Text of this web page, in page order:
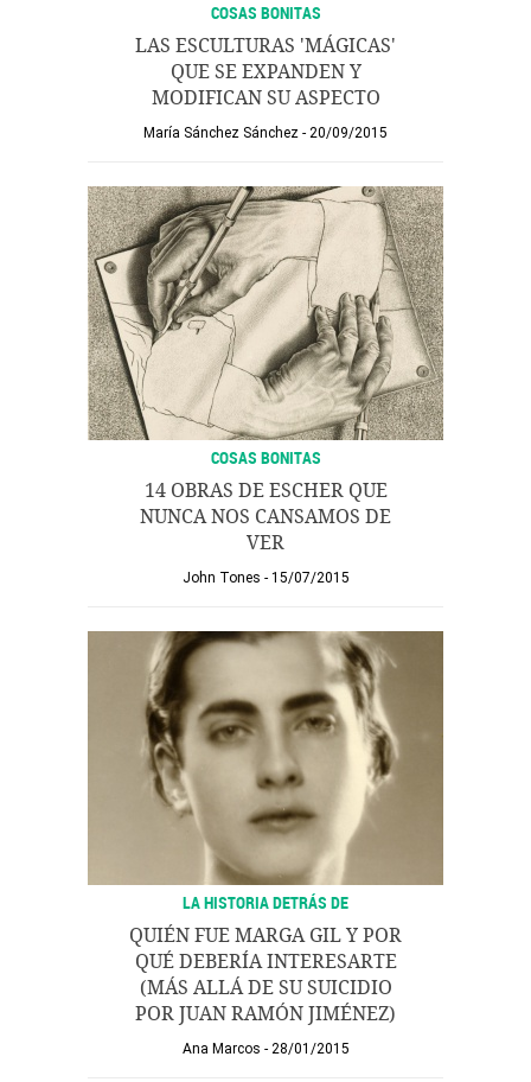
COSAS BONITAS
LAS ESCULTURAS 'MÁGICAS'
QUE SE EXPANDEN Y
MODIFICAN SU ASPECTO
María Sánchez Sánchez 20/09/2015
COSAS BONITAS
14 OBRAS DE ESCHER QUE
NUNCA NOS CANSAMOS DE
VER
John Tones 15/07/2015
LA HISTORIA DETRÁS DE
QUIÉN FUE MARGA GIL Y POR
QUÉ DEBERÍA INTERESARTE
(MÁS ALLÁ DE SU SUICIDIO
POR JUAN RAMÓN JIMÉNEZ)
Ana Marcos 28/01/2015